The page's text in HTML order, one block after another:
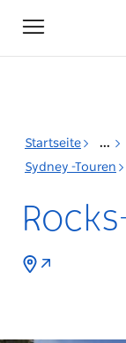
Toggle
navigation
Startseite ...
Sydney -Touren